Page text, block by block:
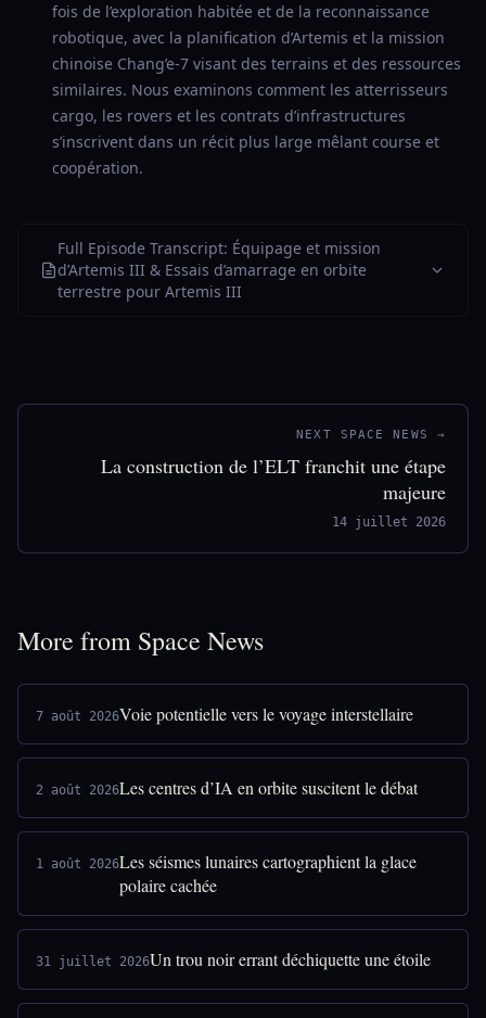
fois de l’exploration habitée et de la reconnaissance
robotique, avec la planification d’Artemis et la mission
chinoise Chang’e-7 visant des terrains et des ressources
similaires. Nous examinons comment les atterrisseurs
cargo, les rovers et les contrats d’infrastructures
s’inscrivent dans un récit plus large mêlant course et
coopération.
Full Episode Transcript: Équipage et mission
d’Artemis III & Essais d’amarrage en orbite
terrestre pour Artemis III
NEXT SPACE NEWS →
La construction de l’ELT franchit une étape
majeure
14 juillet 2026
More from Space News
7 août 2026Voie potentielle vers le voyage interstellaire
2 août 2026Les centres d’IA en orbite suscitent le débat
1 août 2026Les séismes lunaires cartographient la glace
polaire cachée
31 juillet 2026Un trou noir errant déchiquette une étoile